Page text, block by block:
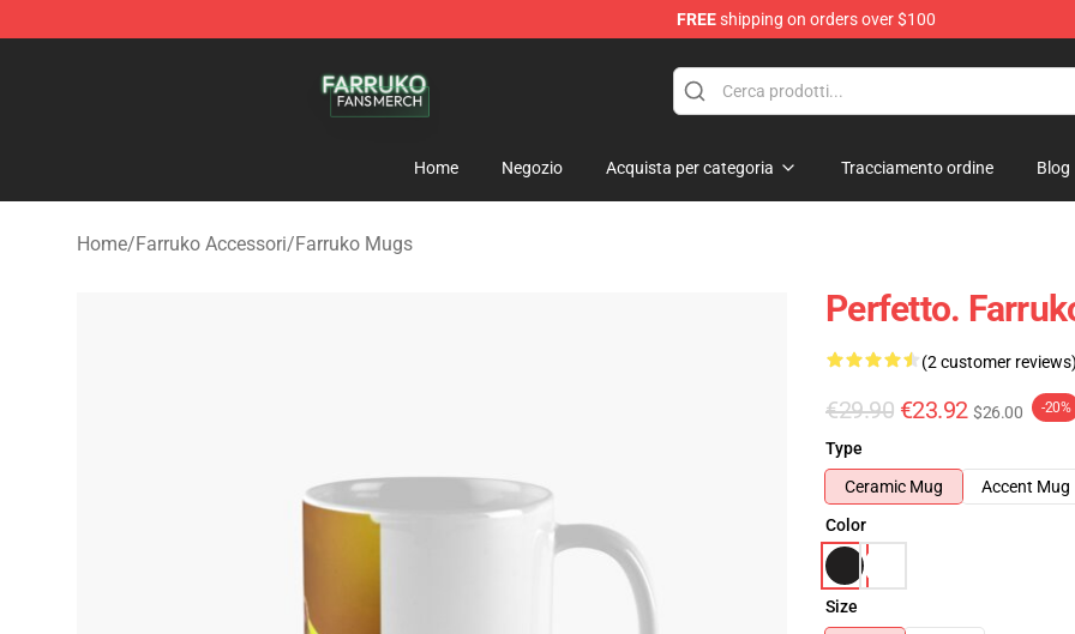
FREEshipping on orders over $100
Home Negozio Acquista per categoria Tracciamento ordine Blog
Home/Farruko Accessori/Farruko Mugs
Perfetto.
(2 customer reviews)
€29.90 €23.92 $26.00 -20%
Type
Ceramic Mug
Accent Mug
Color
Size